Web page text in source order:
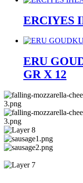
ERCIYES
ERU
GR X 12